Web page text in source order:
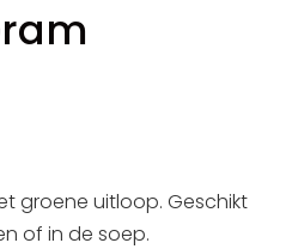
groene uitloop. Geschikt
of in de soep.